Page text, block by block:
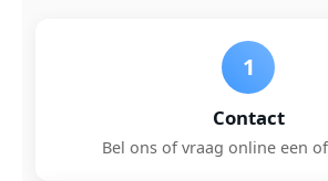
1
Contact
Bel ons of vraag online een